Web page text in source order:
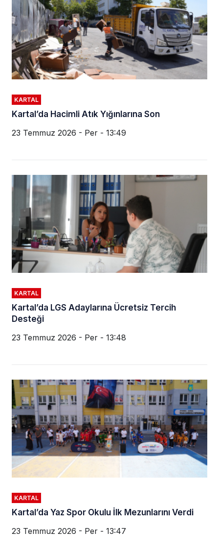
KARTAL
Kartal’da Hacimli Atık Yığınlarına Son
23 Temmuz 2026 - Per - 13:49
KARTAL
Kartal’da LGS Adaylarına Ücretsiz Tercih
Desteği
23 Temmuz 2026 - Per - 13:48
KARTAL
Kartal’da Yaz Spor Okulu İlk Mezunlarını Verdi
23 Temmuz 2026 - Per - 13:47